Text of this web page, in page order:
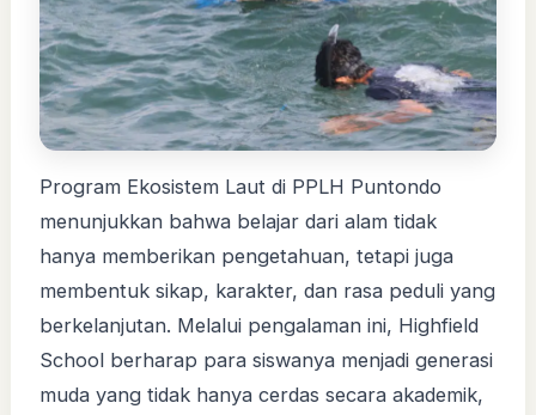
Program Ekosistem Laut di PPLH Puntondo
menunjukkan bahwa belajar dari alam tidak
hanya memberikan pengetahuan, tetapi juga
membentuk sikap, karakter, dan rasa peduli yang
berkelanjutan. Melalui pengalaman ini, Highfield
School berharap para siswanya menjadi generasi
muda yang tidak hanya cerdas secara akademik,